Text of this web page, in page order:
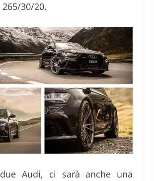
30/20.
Audi, ci sarà anche una